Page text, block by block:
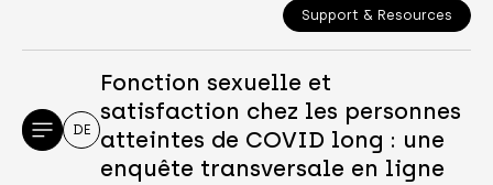
Support & Resources
DE
Fonction sexuelle et
satisfaction chez les personnes
atteintes de COVID long : une
enquête transversale en ligne